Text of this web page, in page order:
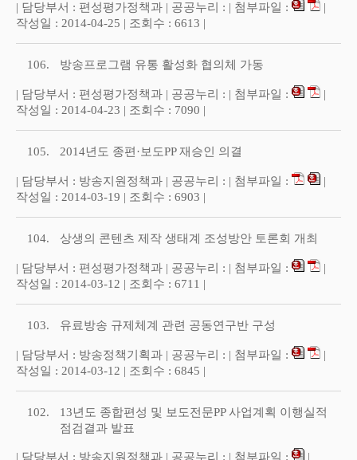
| 담당부서 : 편성평가정책과 | 공공누리 : | 첨부파일 :
|
작성일 : 2014-04-25 | 조회수 : 6613 |
106. 방송프로그램 유통 활성화 협의체 가동
| 담당부서 : 편성평가정책과 | 공공누리 : | 첨부파일 :
|
작성일 : 2014-04-23 | 조회수 : 7090 |
105. 2014년도 종편·보도PP 재승인 의결
| 담당부서 : 방송지원정책과 | 공공누리 : | 첨부파일 :
|
작성일 : 2014-03-19 | 조회수 : 6903 |
104. 상생의 콘텐츠 제작 생태계 조성방안 토론회 개최
| 담당부서 : 편성평가정책과 | 공공누리 : | 첨부파일 :
|
작성일 : 2014-03-12 | 조회수 : 6711 |
103. 유료방송 규제체계 관련 공동연구반 구성
| 담당부서 : 방송정책기획과 | 공공누리 : | 첨부파일 :
|
작성일 : 2014-03-12 | 조회수 : 6845 |
102.
13년도 종합편성 및 보도전문PP 사업계획 이행실적
점검결과 발표
| 담당부서 : 방송지원정책과 | 공공누리 : | 첨부파일 :
|